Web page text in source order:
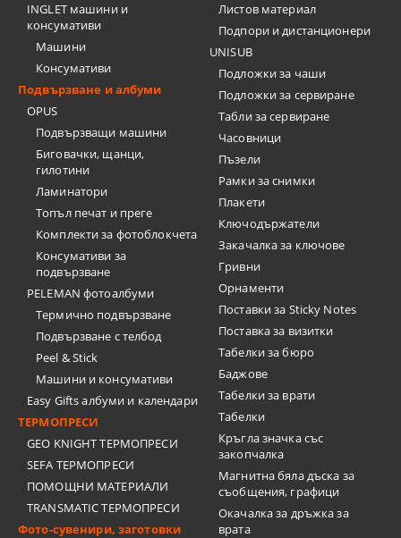
INGLET машини и
консумативи
Машини
Консумативи
Подвързване и албуми
OPUS
Подвързващи машини
Биговачки, щанци,
гилотини
Ламинатори
Топъл печат и преге
Комплекти за фотоблокчета
Консумативи за
подвързване
PELEMAN фотоалбуми
Термично подвързване
Подвързване с телбод
Peel & Stick
Машини и консумативи
Easy Gifts албуми и календари
ТЕРМОПРЕСИ
GEO KNIGHT ТЕРМОПРЕСИ
SEFA ТЕРМОПРЕСИ
ПОМОЩНИ МАТЕРИАЛИ
TRANSMATIC ТЕРМОПРЕСИ
Фото-сувенири, заготовки
Листов материал
Подпори и дистанционери
UNISUB
Подложки за чаши
Подложки за сервиране
Табли за сервиране
Часовници
Пъзели
Рамки за снимки
Плакети
Ключодържатели
Закачалка за ключове
Гривни
Орнаменти
Поставки за Sticky Notes
Поставка за визитки
Tабелки за бюро
Баджове
Табелки за врати
Табелки
Кръгла значка със
закопчалка
Магнитна бяла дъска за
съобщения, графици
Окачалка за дръжка за
врата